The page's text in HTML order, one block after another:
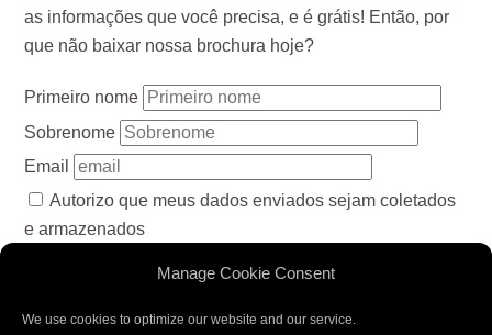
Manage Cookie Consent
We use cookies to optimize our website and our service.
as informações que você precisa, e é grátis! Então, por
que não baixar nossa brochura hoje?
Primeiro nome
Sobrenome
Email
Autorizo que meus dados enviados sejam coletados
e armazenados
DOWNLOAD E INSCRIÇÃO